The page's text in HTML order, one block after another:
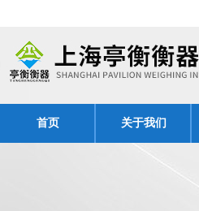
首页 关于我们